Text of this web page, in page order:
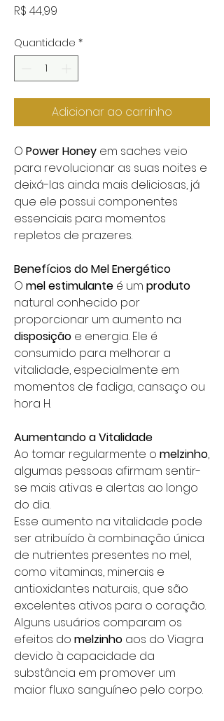
R$ 44,99
Quantidade *
Adicionar ao carrinho
O Power Honey em saches veio
para revolucionar as suas noites e
deixá-las ainda mais deliciosas, já
que ele possui componentes
essenciais para momentos
repletos de prazeres.
Benefícios do Mel Energético
O mel estimulante é um produto
natural conhecido por
proporcionar um aumento na
disposição e energia. Ele é
consumido para melhorar a
vitalidade, especialmente em
momentos de fadiga, cansaço ou
hora H.
Aumentando a Vitalidade
Ao tomar regularmente o melzinho,
algumas pessoas afirmam sentir-
se mais ativas e alertas ao longo
do dia.
Esse aumento na vitalidade pode
ser atribuído à combinação única
de nutrientes presentes no mel,
como vitaminas, minerais e
antioxidantes naturais, que são
excelentes ativos para o coração.
Alguns usuários comparam os
efeitos do melzinho aos do Viagra
devido à capacidade da
substância em promover um
maior fluxo sanguíneo pelo corpo.